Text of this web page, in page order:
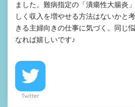
ました。難病指定の「潰瘍性大腸炎
しく収入を増やせる方法はないかと
きる主婦向きの仕事に気づく。同じ
なれば嬉しいです♪
Twitter